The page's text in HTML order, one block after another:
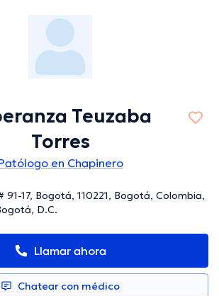
Teuzaba
Torres
en Chapinero
91-17, Bogotá, 110221, Bogotá, Colombia,
D.C.
Llamar ahora
Chatear con médico